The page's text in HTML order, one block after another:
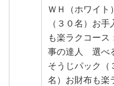
ＷＨ（ホワイト）
（３０名）お手
も楽ラクコース
事の達人 選べ
そうじパック（
名）お財布も楽